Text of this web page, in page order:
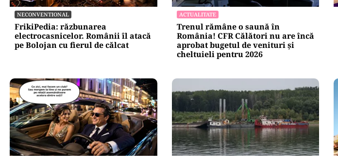
NECONVENTIONAL
FrikiPedia: răzbunarea
electrocasnicelor. Românii îl atacă
pe Bolojan cu fierul de călcat
ACTUALITATE
Trenul rămâne o saună în
România! CFR Călători nu are încă
aprobat bugetul de venituri și
cheltuieli pentru 2026